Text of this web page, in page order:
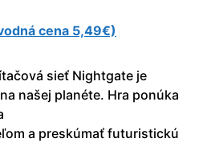
cena 5,49€)
sieť Nightgate je
našej planéte. Hra ponúka
a preskúmať futuristickú